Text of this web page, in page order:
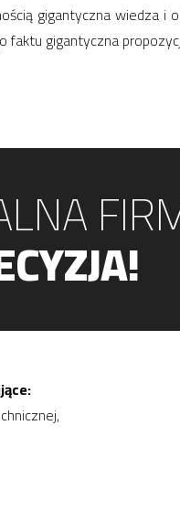
gigantyczna wiedza i
gigantyczna